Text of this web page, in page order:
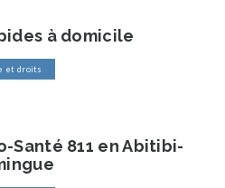
à domicile
et droits
Santé 811 en Abitibi-